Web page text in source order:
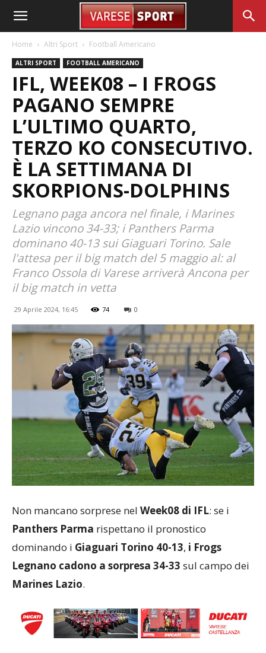
Home Altri Sport Football Americano
ALTRI SPORT FOOTBALL AMERICANO
IFL, WEEK08 – I FROGS
PAGANO SEMPRE
L’ULTIMO QUARTO,
TERZO KO CONSECUTIVO.
È LA SETTIMANA DI
SKORPIONS-DOLPHINS
Legnano paga ancora nel finale, i Marines
Lazio vincono 34-33; i Panthers Parma
dominano 40-13 sui Giaguari Torino. Sale
l'attesa per il big match del 5 maggio al: al
Franco Ossola di Varese arriverà Ancona per
il big match in vetta
29 Aprile 2024, 16:45 74 0
Non mancano sorprese nel Week08 di IFL: se i
Panthers Parma rispettano il pronostico
dominando i Giaguari Torino 40-13, i Frogs
Legnano cadono a sorpresa 34-33 sul campo dei
Marines Lazio.